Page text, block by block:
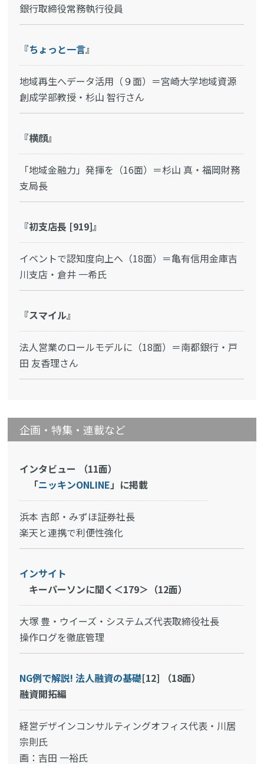
銀行取締役常務執行役員
『ちょっと一言』
地域再生へデータ活用（９面）＝宮崎大学地域資源
創成学部教授・杉山 智行さん
『横顔』
「地域金融力」発揮を（16面）＝杉山 真・福岡財務
支局長
『初支店長 [919]』
イベントで認知度向上へ（18面）＝亀有信用金庫吉
川支店・倉井 一希氏
『スマイル』
法人営業のロールモデルに（18面）＝南都銀行・戸
田 友香理さん
企画・特集・連載など
インタビュー （11面）
「ニッキンONLINE 」に掲載
浜本 吉郎・みずほ証券社長
楽天と連携で利便性強化
インサイト
キーパーソンに聞く＜179＞（12面）
大塚 豊・ウイーズ・システムズ代表取締役社長
操作ログを徹底管理
NG例で解説! 法人融資の基礎[12] （18面）
融資開拓編
経営デザインコンサルティングオフィス代表・川居
宗則氏
画：吉田 一裕氏